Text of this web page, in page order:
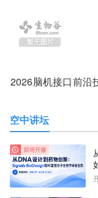
2026脑机接口前沿
空中讲坛